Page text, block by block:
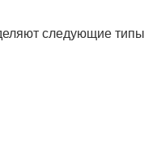
следующие типы